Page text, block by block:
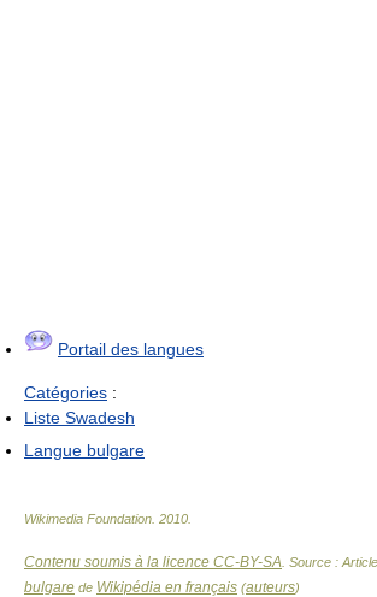
Portail des langues
Catégories :
Liste Swadesh
Langue bulgare
Wikimedia Foundation 2010
Contenu soumis à la licence CC-BY-SA . Source : Article
bulgare de Wikipédia en français (auteurs)